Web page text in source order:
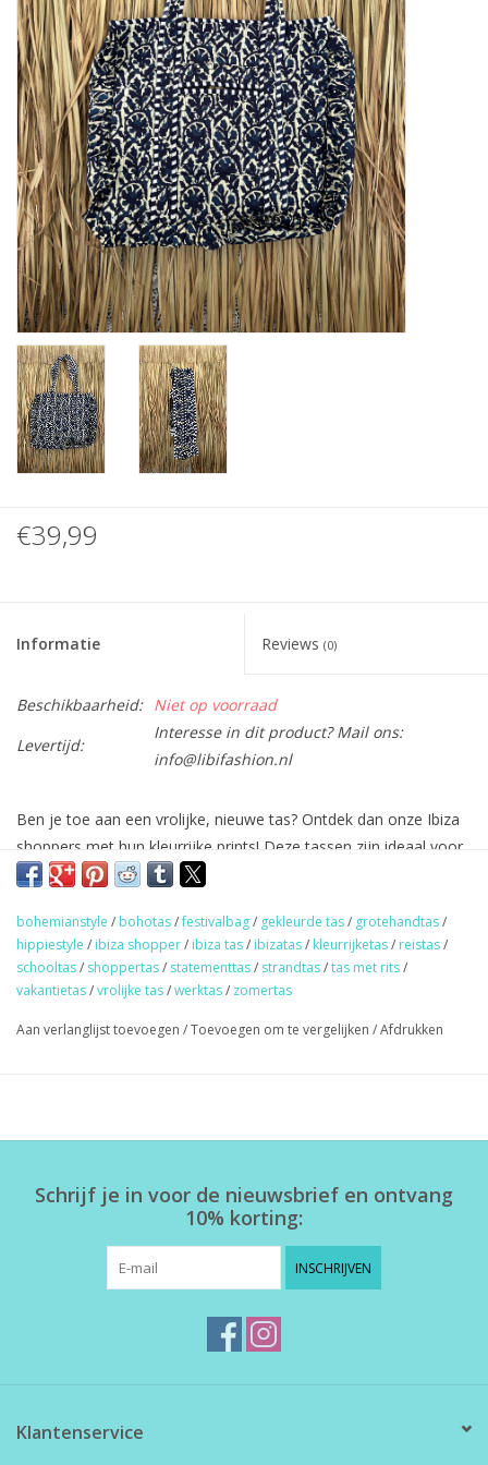
Home deco
SALE
Herensokken
€39,99
Informatie Reviews (0)
Beschikbaarheid: Niet op voorraad
Levertijd:
Interesse in dit product? Mail ons:
info@libifashion.nl
Ben je toe aan een vrolijke, nieuwe tas? Ontdek dan onze Ibiza
shoppers met hun kleurrijke prints! Deze tassen zijn ideaal voor
een weekendje weg, een dagje winkelen of gewoon voor school
De tassen zijn voorzien van een ritssluiting en een handig vakje.
Afmetingen: 39 cm hoog, 45 cm breed en 15 cm diep.
★GRATISverzending vanaf €50,- (NL)
bohemianstyle / bohotas/festivalbag/ gekleurde tas/ grotehandtas/
hippiestyle / ibiza shopper/ ibiza tas/ ibizatas/ kleurrijketas/ reistas/
schooltas/ shoppertas/ statementtas/ strandtas/tas met rits/
vakantietas/vrolijke tas/werktas/ zomertas
Aan verlanglijst toevoegen /Toevoegen om te vergelijken /Afdrukken
Schrijf je in voor de nieuwsbrief en ontvang
10% korting:
INSCHRIJVEN
Klantenservice